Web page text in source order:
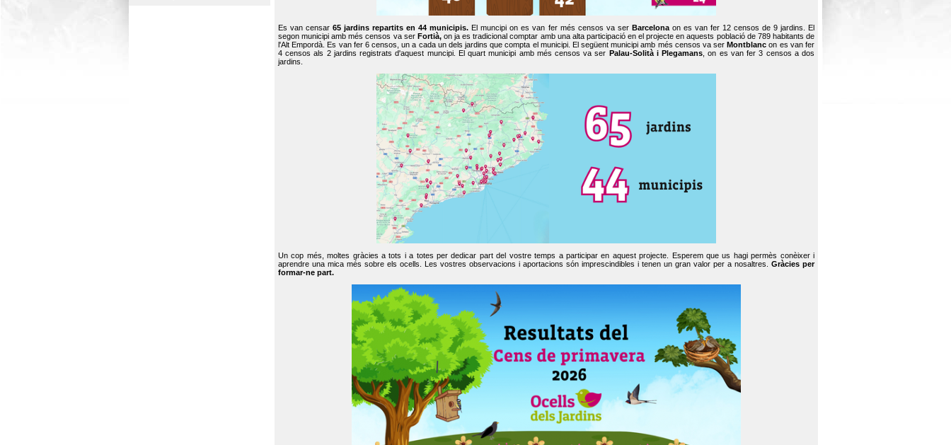
Es van censar65 jardins repartits en 44 municipis. El muncipi on es van fer més censos va ser Barcelonaon es van fer 12 censos de 9 jardins. El
segon municipi amb més censos va ser Fortià, on ja es tradicional comptar amb una alta participació en el projecte en aquests població de 789 habitants de
l'Alt Empordà. Es van fer 6 censos, un a cada un dels jardins que compta el municipi. El següent municipi amb més censos va serMontblanc on es van fer
4 censos als 2 jardins registrats d'aquest muncipi. El quart municipi amb més censos va ser Palau-Solità i Plegamans , on es van fer 3 censos a dos
jardins.
Un cop més, moltes gràcies a tots i a totes per dedicar part del vostre temps a participar en aquest projecte. Esperem que us hagi permès conèixer i
aprendre una mica més sobre els ocells. Les vostres observacions i aportacions són imprescindibles i tenen un gran valor per a nosaltres. Gràcies per
formar-ne part.